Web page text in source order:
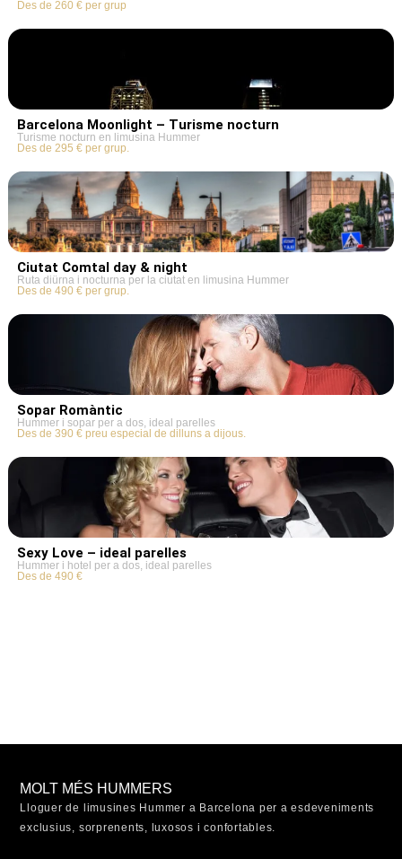
Des de 260 € per grup
Barcelona Moonlight – Turisme nocturn
Turisme nocturn en limusina Hummer
Des de 295 € per grup.
Ciutat Comtal day & night
Ruta diürna i nocturna per la ciutat en limusina Hummer
Des de 490 € per grup.
Sopar Romàntic
Hummer i sopar per a dos, ideal parelles
Des de 390 € preu especial de dilluns a dijous.
Sexy Love – ideal parelles
Hummer i hotel per a dos, ideal parelles
Des de 490 €
MOLT MÉS HUMMERS
Lloguer de limusines Hummer a Barcelona per a esdeveniments
exclusius, sorprenents, luxosos i confortables.